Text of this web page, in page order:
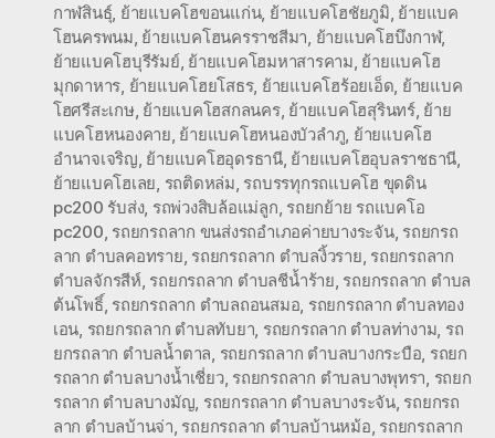
กาฬสินธุ์, ย้ายแบคโฮขอนแก่น, ย้ายแบคโฮชัยภูมิ, ย้ายแบค
โฮนครพนม, ย้ายแบคโฮนครราชสีมา, ย้ายแบคโฮบึงกาฬ,
ย้ายแบคโฮบุรีรัมย์, ย้ายแบคโฮมหาสารคาม, ย้ายแบคโฮ
มุกดาหาร, ย้ายแบคโฮยโสธร, ย้ายแบคโฮร้อยเอ็ด, ย้ายแบค
โฮศรีสะเกษ, ย้ายแบคโฮสกลนคร, ย้ายแบคโฮสุรินทร์, ย้าย
แบคโฮหนองคาย, ย้ายแบคโฮหนองบัวลำภู, ย้ายแบคโฮ
อำนาจเจริญ, ย้ายแบคโฮอุดรธานี, ย้ายแบคโฮอุบลราชธานี,
ย้ายแบคโฮเลย, รถติดหล่ม, รถบรรทุกรถแบคโฮ ขุดดิน
pc200 รับส่ง, รถพ่วงสิบล้อแม่ลูก, รถยกย้าย รถแบคโอ
pc200, รถยกรถลาก ขนส่งรถอำเภอค่ายบางระจัน, รถยกรถ
ลาก ตำบลคอทราย, รถยกรถลาก ตำบลงิ้วราย, รถยกรถลาก
ตำบลจักรสีห์, รถยกรถลาก ตำบลชีน้ำร้าย, รถยกรถลาก ตำบล
ต้นโพธิ์, รถยกรถลาก ตำบลถอนสมอ, รถยกรถลาก ตำบลทอง
เอน, รถยกรถลาก ตำบลทับยา, รถยกรถลาก ตำบลท่างาม, รถ
ยกรถลาก ตำบลน้ำตาล, รถยกรถลาก ตำบลบางกระบือ, รถยก
รถลาก ตำบลบางน้ำเชี่ยว, รถยกรถลาก ตำบลบางพุทรา, รถยก
รถลาก ตำบลบางมัญ, รถยกรถลาก ตำบลบางระจัน, รถยกรถ
ลาก ตำบลบ้านจ่า, รถยกรถลาก ตำบลบ้านหม้อ, รถยกรถลาก